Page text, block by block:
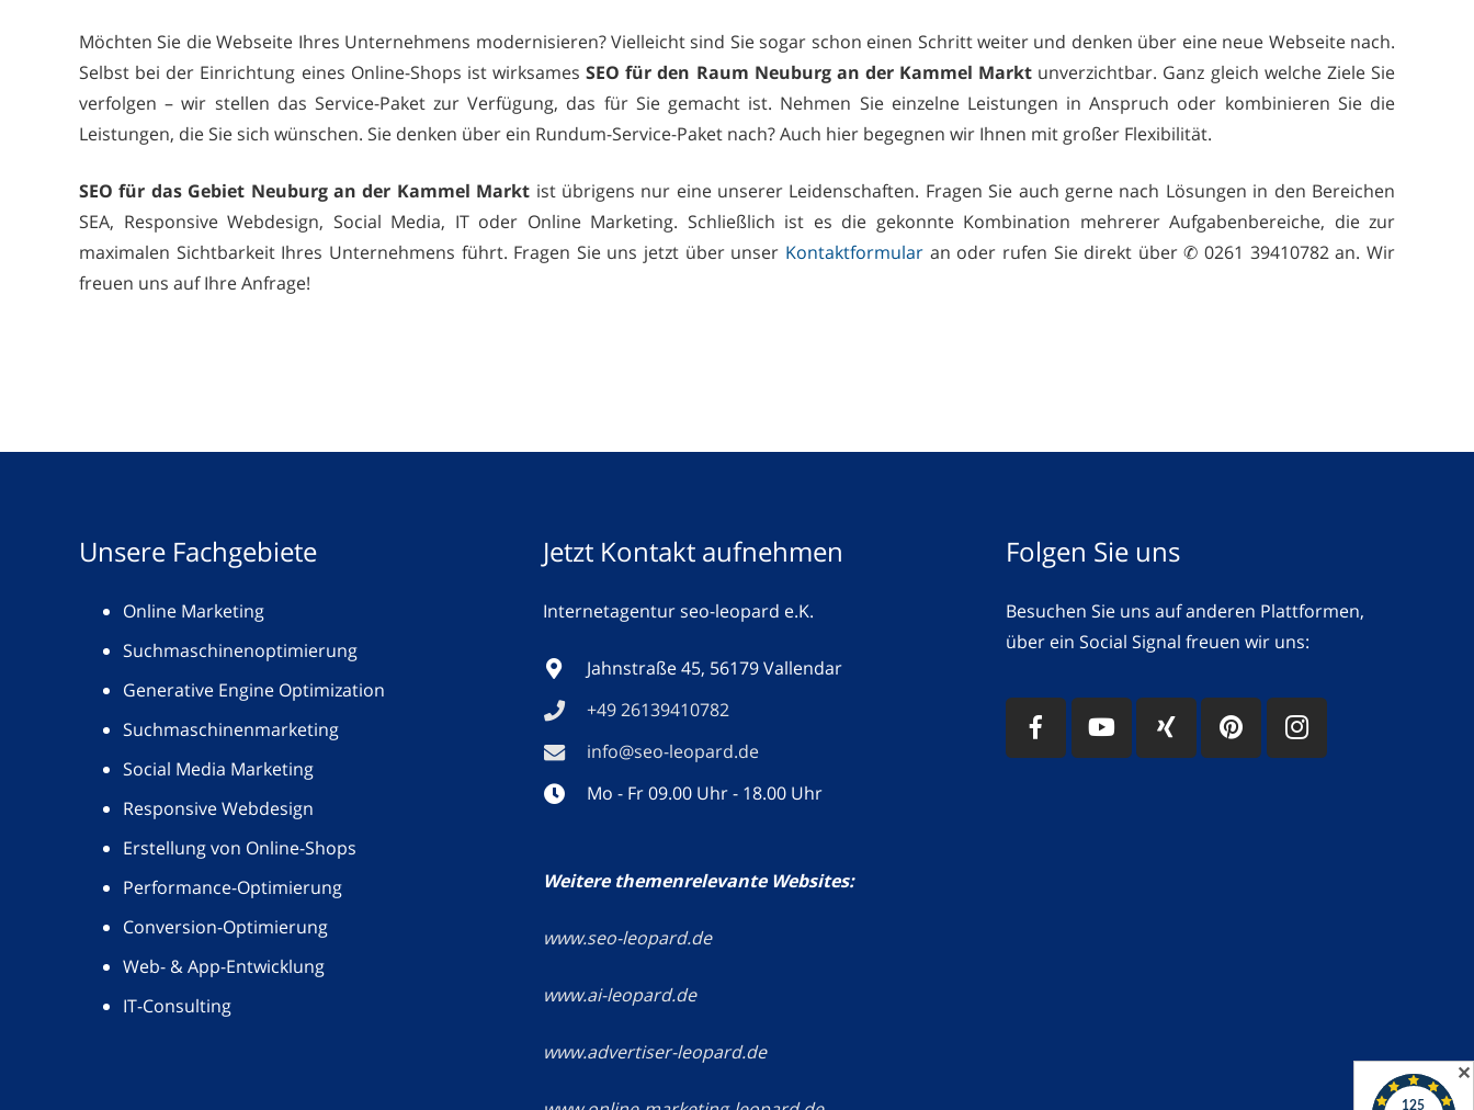
Möchten Sie die Webseite Ihres Unternehmens modernisieren? Vielleicht sind Sie sogar schon einen Schritt weiter und denken über eine neue Webseite nach.
Selbst bei der Einrichtung eines Online-Shops ist wirksamesSEO für den Raum Neuburg an der Kammel Markt unverzichtbar. Ganz gleich welche Ziele Sie
verfolgen – wir stellen das Service-Paket zur Verfügung, das für Sie gemacht ist. Nehmen Sie einzelne Leistungen in Anspruch oder kombinieren Sie die
Leistungen, die Sie sich wünschen. Sie denken über ein Rundum-Service-Paket nach? Auch hier begegnen wir Ihnen mit großer Flexibilität.
SEO für das Gebiet Neuburg an der Kammel Markt ist übrigens nur eine unserer Leidenschaften. Fragen Sie auch gerne nach Lösungen in den Bereichen
SEA, Responsive Webdesign, Social Media, IT oder Online Marketing. Schließlich ist es die gekonnte Kombination mehrerer Aufgabenbereiche, die zur
maximalen Sichtbarkeit Ihres Unternehmens führt. Fragen Sie uns jetzt über unser Kontaktformular an oder rufen Sie direkt über ✆ 0261 39410782 an. Wir
freuen uns auf Ihre Anfrage!
Unsere Fachgebiete
Online Marketing
Suchmaschinenoptimierung
Generative Engine Optimization
Suchmaschinenmarketing
Social Media Marketing
Responsive Webdesign
Erstellung von Online-Shops
Performance-Optimierung
Conversion-Optimierung
Web- & App-Entwicklung
IT-Consulting
Jetzt Kontakt aufnehmen
Internetagentur seo-leopard e.K.
Jahnstraße 45, 56179 Vallendar
+49 26139410782
info@seo-leopard.de
Mo - Fr 09.00 Uhr - 18.00 Uhr
Weitere themenrelevante Websites:
www.seo-leopard.de
www.ai-leopard.de
www.advertiser-leopard.de
Folgen Sie uns
Besuchen Sie uns auf anderen Plattformen,
über ein Social Signal freuen wir uns:
✕